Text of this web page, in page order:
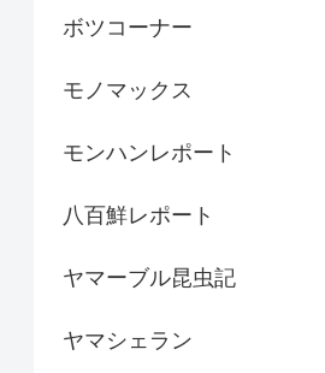
ボツコーナー
モノマックス
モンハンレポート
八百鮮レポート
ヤマーブル昆虫記
ヤマシェラン